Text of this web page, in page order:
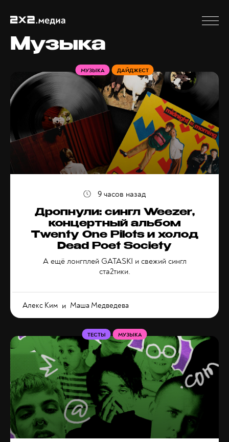
Музыка
Дропнули: сингл Weezer,
концертный альбом
Twenty One Pilots и холод
Dead Poet Society
А ещё лонгплей GATASKI и свежий сингл
ста2тики.
МУЗЫКА ДАЙДЖЕСТ
Алекс Ким и Маша Медведева
9 часов назад
ТЕСТЫ МУЗЫКА